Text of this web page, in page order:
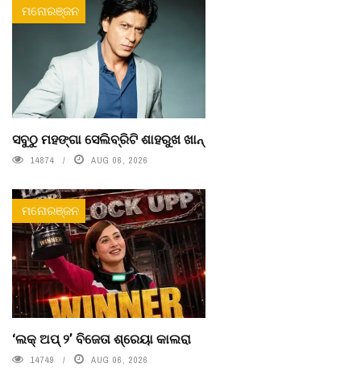
ମନୋରଞ୍ଜନ
ସବୁଠୁ ମହଙ୍ଗା ସେଲିବ୍ରିଟି ଶାହରୁଖ ଖାନ୍
14874 AUG 06, 2026
ମନୋରଞ୍ଜନ
‘ଲକ୍ ଅପ୍ ୨’ ବିଜେତା ଶ୍ରେୟା କାଲରା
14749 AUG 06, 2026